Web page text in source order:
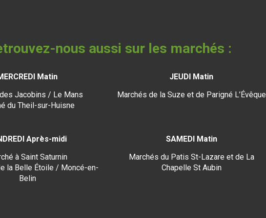
nous aussi sur les marchés :
Matin
Jacobins / Le Mans
du Theil-sur-Huisne
JEUDI Matin
Marchés de la Suze et de Parigné L’Évêque
Après-midi
à Saint Saturnin
la Belle Étoile / Moncé-en-
Belin
SAMEDI Matin
Marchés du Patis St-Lazare et de La
Chapelle St Aubin